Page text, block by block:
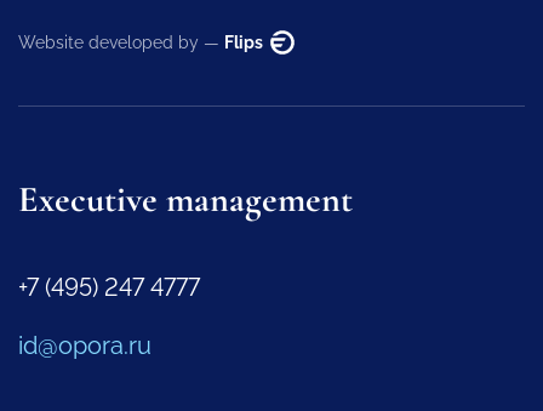
Website developed by — Flips
Executive management
+7 (495) 247 4777
id@opora.ru